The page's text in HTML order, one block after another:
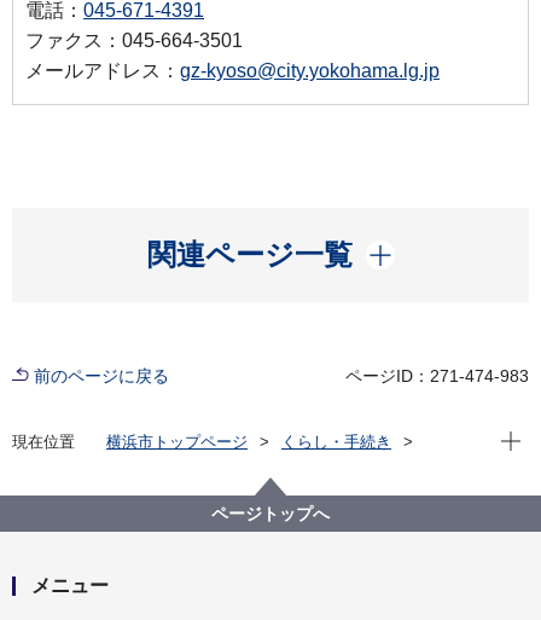
電話： 045-671-4391
ファクス：045-664-3501
メールアドレス： gz-kyoso@city.yokohama.lg.jp
関連ページ一覧
開く
前のページに戻る ページID：271-474-983
現在位置 横浜市トップページ
くらし・手続き
よこはま夢ファンド
よこはま夢ファンドについて
市民活動推進基金（よこはま夢ファンド）とは
現在
ページトップへ
メニュー